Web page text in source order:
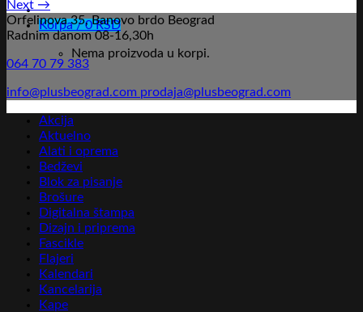
Korpa /0RSD
Nema proizvoda u korpi.
Next →
Orfelinova 35, Banovo brdo Beograd
Radnim danom 08-16,30h
064 70 79 383
info@plusbeograd.com prodaja@plusbeograd.com
Akcija
Aktuelno
Alati i oprema
Bedževi
Blok za pisanje
Brošure
Digitalna štampa
Dizajn i priprema
Fascikle
Flajeri
Kalendari
Kancelarija
Kape